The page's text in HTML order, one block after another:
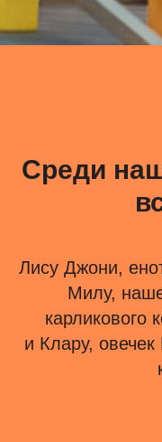
Среди
Лису Джони,
Милу,
карликового
и Клару,